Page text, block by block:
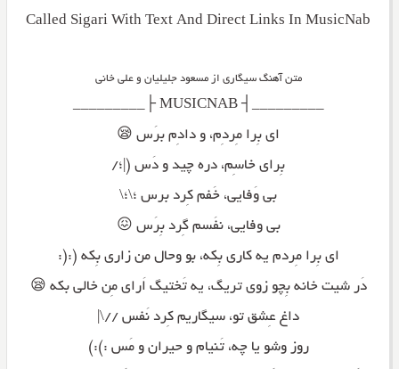
Called Sigari With Text And Direct Links In MusicNab
متن آهنگ سیگاری از مسعود جلیلیان و علی خانی
_________┤ MUSICNAB ├_________
ای بِرا مِردِم، و دادِم برَس 😪
بِرای خاسِم، دره چید و دَس (|؛/
بی وَفایی، خَفم کِرد برس ؛\؛\
بی وفایی، نفَسم گِرد بِرَس 😖
ای بِرا مِردم یه کاری بِکه، بو وحال من زاری بِکه (:(:
دَر شیت خانه بِچو زوی تریگ، یه تَختیگ اَرای مِن خالی بکه 😪
داغ عِشق تو، سیگاریم کِرد نَفس //\|
روز وشو یا چه، تَنیام و حیران و مَس :):)